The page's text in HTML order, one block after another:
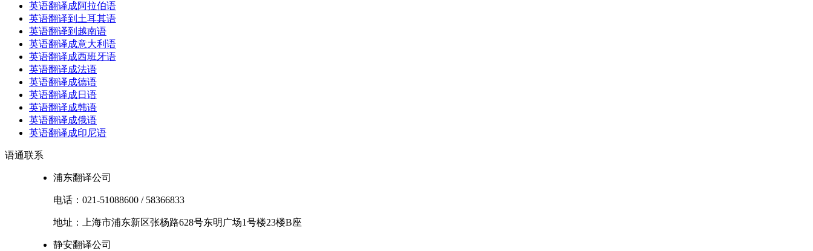
英语翻译成阿拉伯语
英语翻译到土耳其语
英语翻译到越南语
英语翻译成意大利语
英语翻译成西班牙语
英语翻译成法语
英语翻译成德语
英语翻译成日语
英语翻译成韩语
英语翻译成俄语
英语翻译成印尼语
语通联系
浦东翻译公司
电话： 021-51088600 / 58366833
地址： 上海市浦东新区张杨路628号东明广场1号楼23楼B座
静安翻译公司